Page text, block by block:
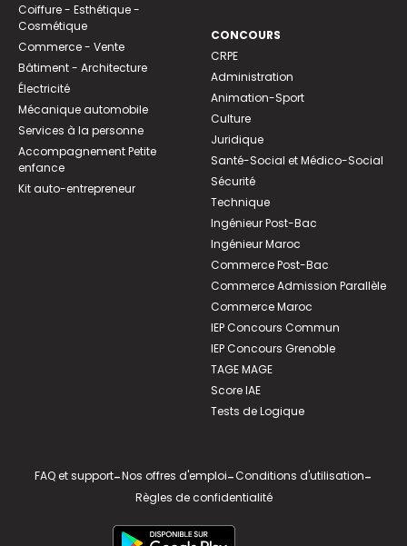
Coiffure - Esthétique -
Cosmétique
Commerce - Vente
Bâtiment - Architecture
Électricité
Mécanique automobile
Services à la personne
Accompagnement Petite
enfance
Kit auto-entrepreneur
CONCOURS
CRPE
Administration
Animation-Sport
Culture
Juridique
Santé-Social et Médico-Social
Sécurité
Technique
Ingénieur Post-Bac
Ingénieur Maroc
Commerce Post-Bac
Commerce Admission Parallèle
Commerce Maroc
IEP Concours Commun
IEP Concours Grenoble
TAGE MAGE
Score IAE
Tests de Logique
FAQ et support-Nos offres d'emploi-Conditions d'utilisation-
Règles de confidentialité